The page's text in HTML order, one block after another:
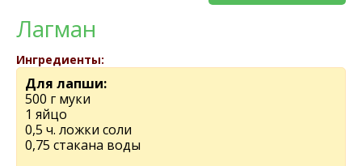
Лагман
Ингредиенты:
Для лапши:
500 г муки
1 яйцо
0,5 ч. ложки соли
0,75 стакана воды